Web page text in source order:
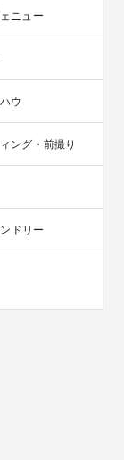
ニュー
ウ
ング・前撮り
ドリー